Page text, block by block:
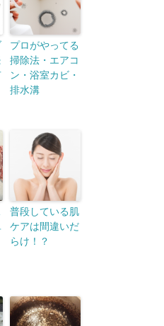
プロがやってる
掃除法・エアコ
ン・浴室カビ・
排水溝
普段している肌
ケアは間違いだ
らけ！？